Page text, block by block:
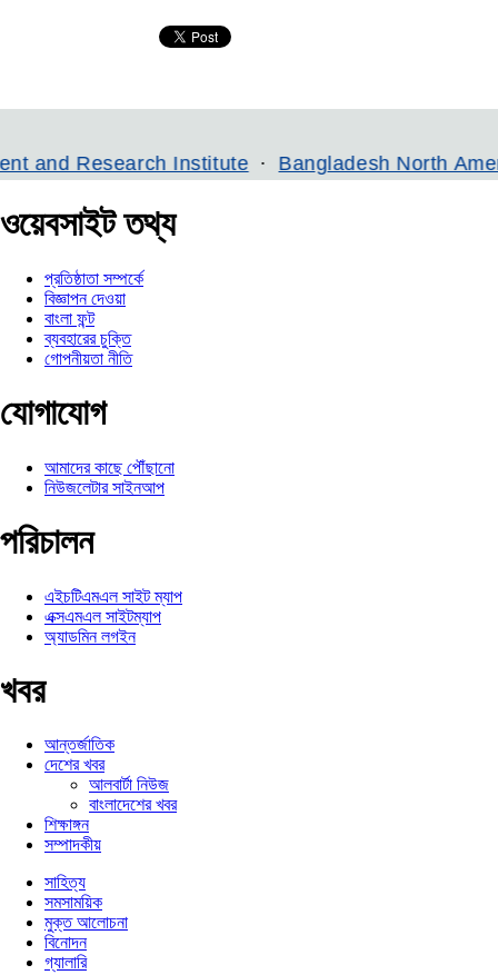
Institute Bangladesh North American
ওয়েবসাইট তথ্য
প্রতিষ্ঠাতা সম্পর্কে
বিজ্ঞাপন দেওয়া
বাংলা ফন্ট
ব্যবহারের চুক্তি
গোপনীয়তা নীতি
যোগাযোগ
আমাদের কাছে পৌঁছানো
নিউজলেটার সাইনআপ
পরিচালন
এইচটিএমএল সাইট ম্যাপ
এক্সএমএল সাইটম্যাপ
অ্যাডমিন লগইন
খবর
আন্তর্জাতিক
দেশের খবর
আলবার্টা নিউজ
বাংলাদেশের খবর
শিক্ষাঙ্গন
সম্পাদকীয়
সাহিত্য
সমসাময়িক
মুক্ত আলোচনা
বিনোদন
গ্যালারি